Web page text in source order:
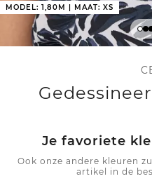
MODEL: 1,80M | MAAT: XS
Je favoriete
Ook onze andere kleuren
artikel in de